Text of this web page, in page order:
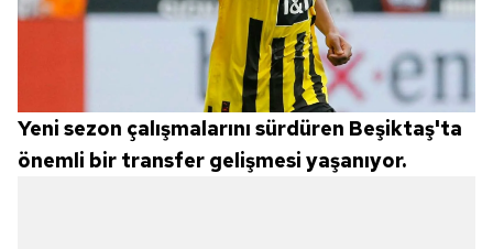
Yeni sezon çalışmalarını sürdüren Beşiktaş'ta
önemli bir transfer gelişmesi yaşanıyor.